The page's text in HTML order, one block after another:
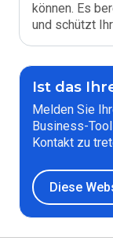
können. Es
und schützt
Ist das
Melden Sie
Business-
Kontakt zu
Diese